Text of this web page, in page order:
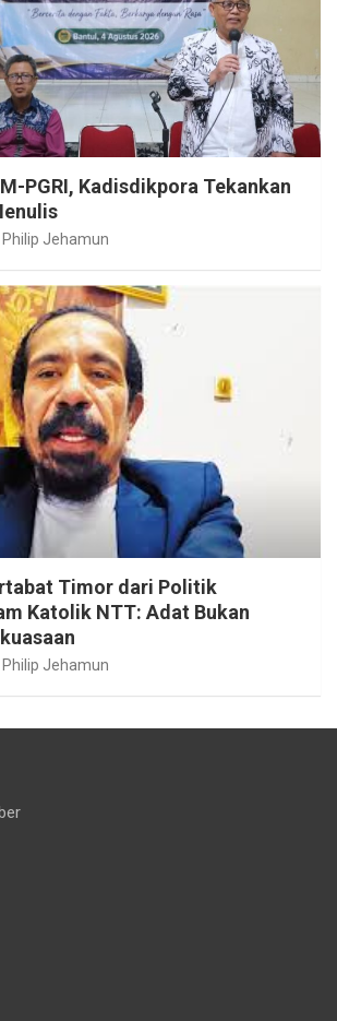
PGRI, Kadisdikpora Tekankan
Philip Jehamun
Timor dari Politik
Katolik NTT: Adat Bukan
Philip Jehamun